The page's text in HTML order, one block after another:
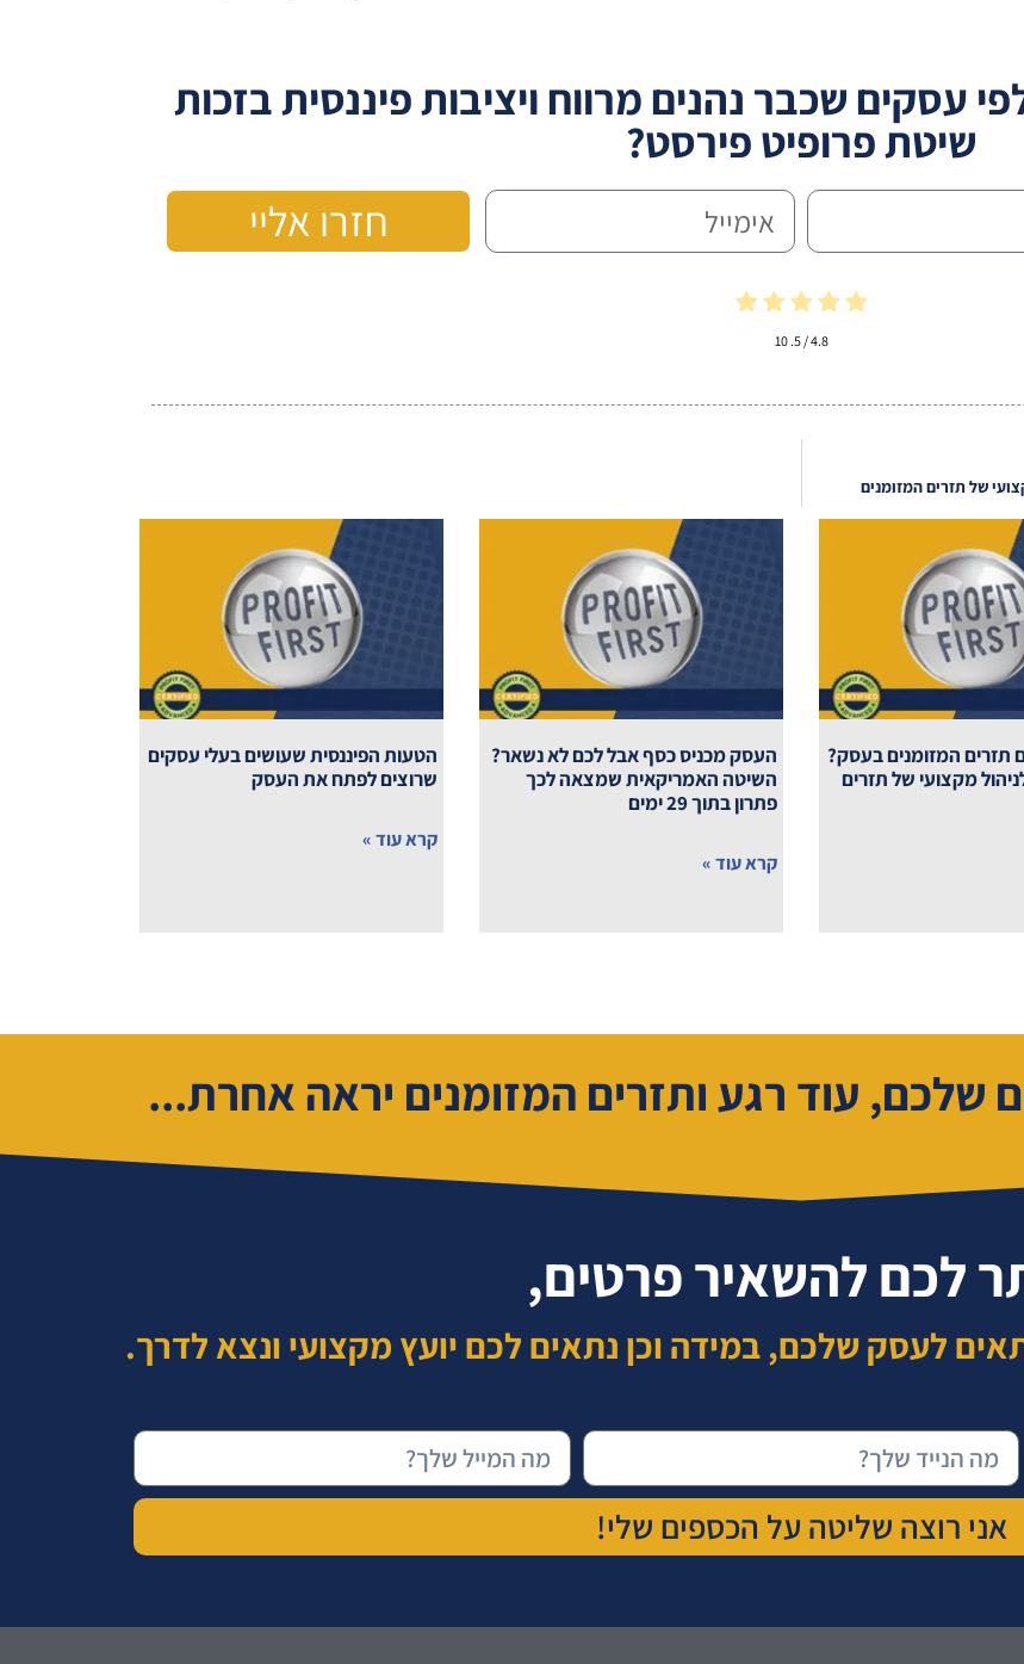
עסקים שכבר נהנים מרווח ויציבות פיננסית בזכות
שיטת פרופיט פירסט?
חזרו אליי
4.8
/ 5.
10
של תזרים המזומנים
המזומנים בעסק?
מקצועי של תזרים
העסק מכניס כסף אבל לכם לא נשאר?
השיטה האמריקאית שמצאה לכך
פתרון בתוך 29 ימים
קרא עוד »
הטעות הפיננסית שעושים בעלי עסקים
שרוצים לפתח את העסק
קרא עוד »
שלכם, עוד רגע ותזרים המזומנים יראה אחרת...
לכם להשאיר פרטים,
לעסק שלכם, במידה וכן נתאים לכם יועץ מקצועי ונצא לדרך.
אני רוצה שליטה על הכספים שלי!